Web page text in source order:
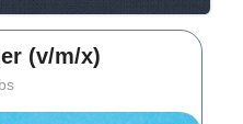
(v/m/x)